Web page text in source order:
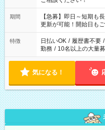
期間
【急募】即日～短期も
更新が可能！開始日も
特徴 日払いOK / 履歴書不要 /
勤務 / 10名以上の大量
気になる！